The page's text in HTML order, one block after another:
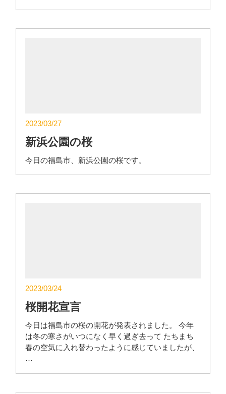
2023/03/27
新浜公園の桜
今日の福島市、新浜公園の桜です。
2023/03/24
桜開花宣言
今日は福島市の桜の開花が発表されました。 今年
は冬の寒さがいつになく早く過ぎ去って たちまち
春の空気に入れ替わったように感じていましたが、
…